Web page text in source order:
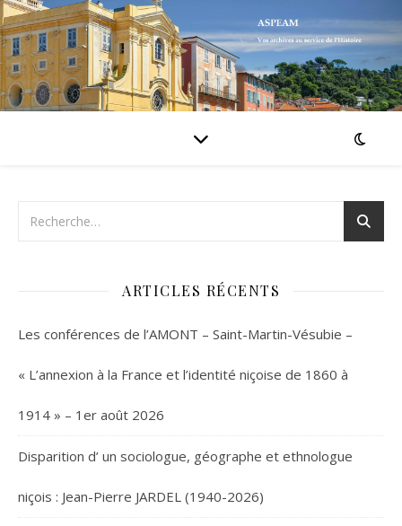
ARTICLES RÉCENTS
Les conférences de l’AMONT – Saint-Martin-Vésubie –
« L’annexion à la France et l’identité niçoise de 1860 à
1914 » – 1er août 2026
Disparition d’ un sociologue, géographe et ethnologue
niçois : Jean-Pierre JARDEL (1940-2026)